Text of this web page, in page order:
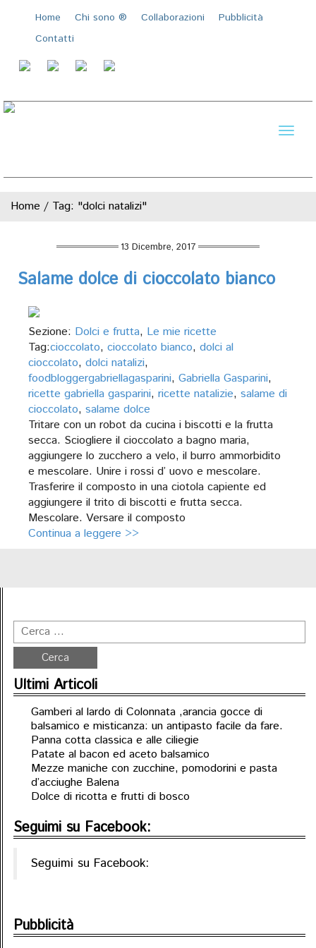
Home Chi sono ®️ Collaborazioni
Pubblicità
Contatti
Home / Tag: "dolci natalizi"
13 Dicembre, 2017
Salame dolce di cioccolato bianco
Sezione: Dolci e frutta, Le mie ricette
Tag:cioccolato, cioccolato bianco, dolci al
cioccolato, dolci natalizi,
foodbloggergabriellagasparini, Gabriella Gasparini,
ricette gabriella gasparini, ricette natalizie, salame di
cioccolato, salame dolce
Tritare con un robot da cucina i biscotti e la frutta
secca. Sciogliere il cioccolato a bagno maria,
aggiungere lo zucchero a velo, il burro ammorbidito
e mescolare. Unire i rossi d’ uovo e mescolare.
Trasferire il composto in una ciotola capiente ed
aggiungere il trito di biscotti e frutta secca.
Mescolare. Versare il composto
Continua a leggere >>
Ultimi Articoli
Gamberi al lardo di Colonnata ,arancia gocce di
balsamico e misticanza: un antipasto facile da fare.
Panna cotta classica e alle ciliegie
Patate al bacon ed aceto balsamico
Mezze maniche con zucchine, pomodorini e pasta
d’acciughe Balena
Dolce di ricotta e frutti di bosco
Seguimi su Facebook:
Seguimi su Facebook:
Pubblicità